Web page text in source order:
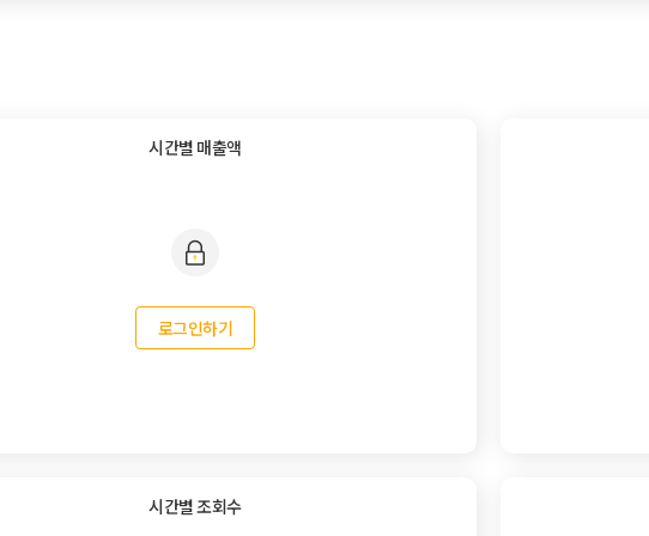
시간별 매출액
로그인하기
시간별 조회수